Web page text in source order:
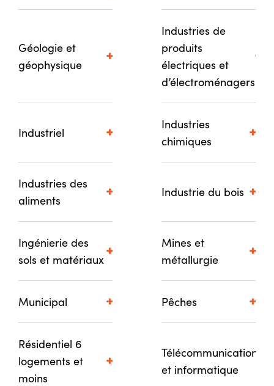
Géologie et
géophysique
Industries de
produits
électriques et
d’électroménagers
Industriel
Industries
chimiques
Industries des
aliments
Industrie du bois
Ingénierie des
sols et matériaux
Mines et
métallurgie
Municipal Pêches
Résidentiel 6
logements et
moins
Télécommunications
et informatique